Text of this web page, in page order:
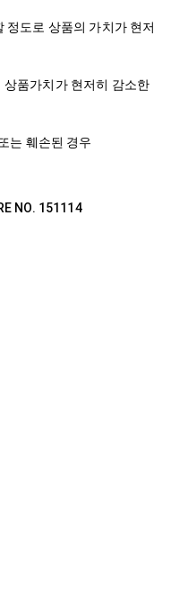
정도로 상품의 가치가 현저
품가치가 현저히 감소한
는 훼손된 경우
NO. 151114